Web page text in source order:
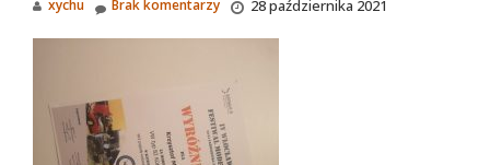
xychu 28 października 2021
Brak komentarzy